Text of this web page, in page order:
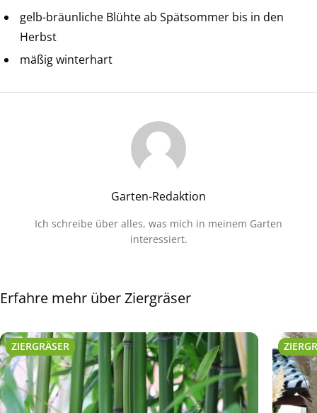
gelb-bräunliche Blühte ab Spätsommer bis in den
Herbst
mäßig winterhart
Garten-Redaktion
Ich schreibe über alles, was mich in meinem Garten
interessiert.
Erfahre mehr über Ziergräser
ZIERGRÄSER